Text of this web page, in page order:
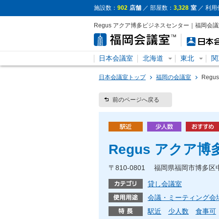
施設数： 902 店舗 ／ 部屋数： 3,328 室 ／ 利用
Regus アクア博多ビジネスセンター｜福岡会
日本会議室 北海道 東北
日本会議室トップ 福岡の会議室
前のページへ戻る
Regus アクア博
〒810-0801 福岡県福岡市博多区
貸し会議室
会議・ミーティング会
駅近
少人数 食事可